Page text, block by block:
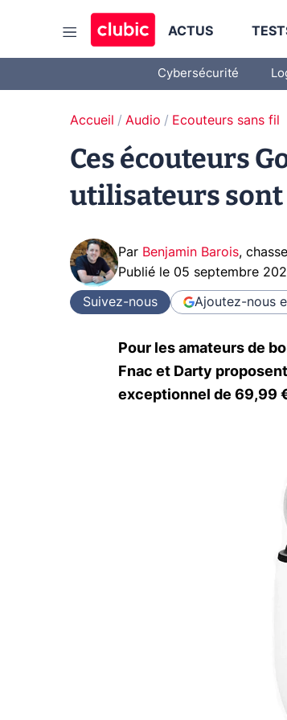
ACTUS
Cybersécurité
Accueil Audio Ecouteurs sans fil
Ces écouteurs
utilisateurs sont
Par Benjamin Barois,
Publié le 05 septembre
Suivez-nous Ajoutez-nous
Pour les amateurs de
Fnac et Darty
exceptionnel de 69,99